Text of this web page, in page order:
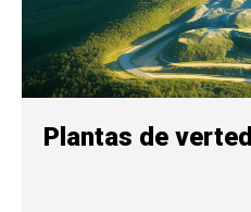
Plantas de